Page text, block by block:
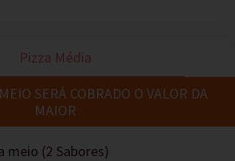
Pizza Média
SERÁ COBRADO O VALOR DA
MAIOR
meio (2 Sabores)